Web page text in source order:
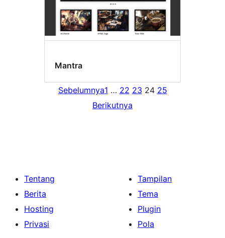
Mantra
Sebelumnya1 … 22 23 24 25
Berikutnya
Tentang
Berita
Hosting
Privasi
Tampilan
Tema
Plugin
Pola